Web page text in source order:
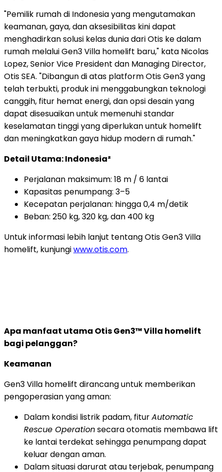
"Pemilik rumah di Indonesia yang mengutamakan
keamanan, gaya, dan aksesibilitas kini dapat
menghadirkan solusi kelas dunia dari Otis ke dalam
rumah melalui Gen3 Villa homelift baru," kata Nicolas
Lopez, Senior Vice President dan Managing Director,
Otis SEA. "Dibangun di atas platform Otis Gen3 yang
telah terbukti, produk ini menggabungkan teknologi
canggih, fitur hemat energi, dan opsi desain yang
dapat disesuaikan untuk memenuhi standar
keselamatan tinggi yang diperlukan untuk homelift
dan meningkatkan gaya hidup modern di rumah."
Detail Utama: Indonesia²
Perjalanan maksimum: 18 m / 6 lantai
Kapasitas penumpang: 3–5
Kecepatan perjalanan: hingga 0,4 m/detik
Beban: 250 kg, 320 kg, dan 400 kg
Untuk informasi lebih lanjut tentang Otis Gen3 Villa
homelift, kunjungiwww.otis.com.
Apa manfaat utama Otis Gen3™ Villa homelift
bagi pelanggan?
Keamanan
Gen3 Villa homelift dirancang untuk memberikan
pengoperasian yang aman:
Dalam kondisi listrik padam, fiturAutomatic
Rescue Operationsecara otomatis membawa lift
ke lantai terdekat sehingga penumpang dapat
keluar dengan aman.
Dalam situasi darurat atau terjebak, penumpang